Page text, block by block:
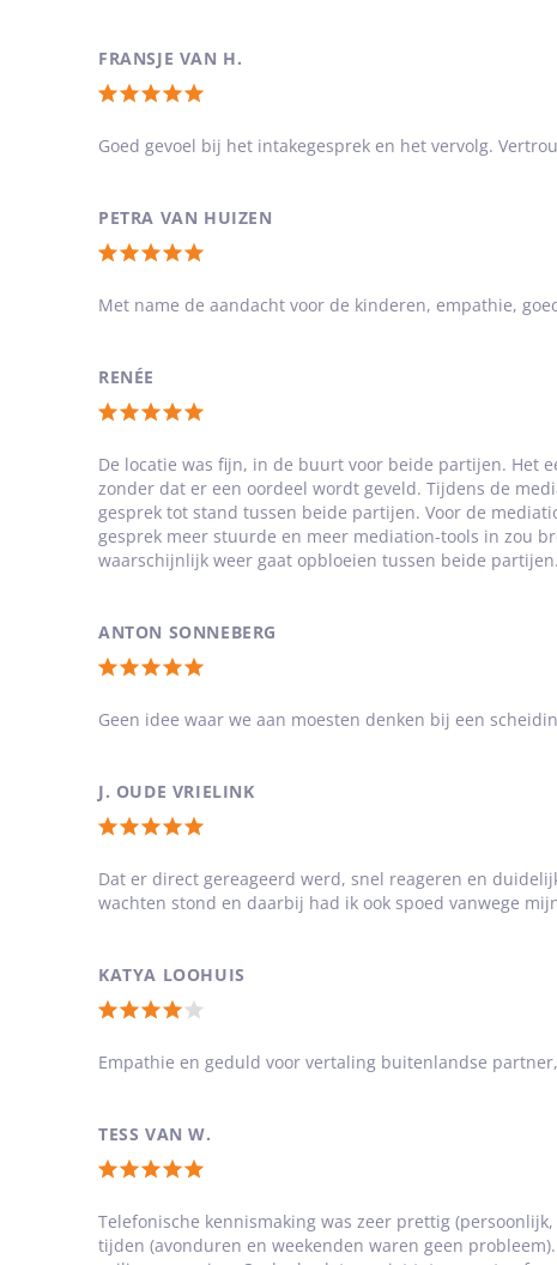
van
5
FRANSJE VAN H.
Totale
waardering:
van
5
Goed gevoel bij het intakegesprek en het vervolg.
PETRA VAN HUIZEN
Totale
waardering:
van
5
Met name de aandacht voor de kinderen, empathie,
RENÉE
Totale
waardering:
5
van
5
De locatie was fijn, in de buurt voor beide partijen. Het
zonder dat er een oordeel wordt geveld. Tijdens de
gesprek tot stand tussen beide partijen. Voor de
gesprek meer stuurde en meer mediation-tools in zou
waarschijnlijk weer gaat opbloeien tussen beide partijen.
ANTON SONNEBERG
Totale
waardering:
van
5
Geen idee waar we aan moesten denken bij een
J. OUDE VRIELINK
Totale
waardering:
5
5
sterren
Dat er direct gereageerd werd, snel reageren en
wachten stond en daarbij had ik ook spoed vanwege
KATYA LOOHUIS
Totale
waardering:
van
5
Empathie en geduld voor vertaling buitenlandse
TESS VAN W.
Totale
waardering:
5
Telefonische kennismaking was zeer prettig
tijden (avonduren en weekenden waren geen